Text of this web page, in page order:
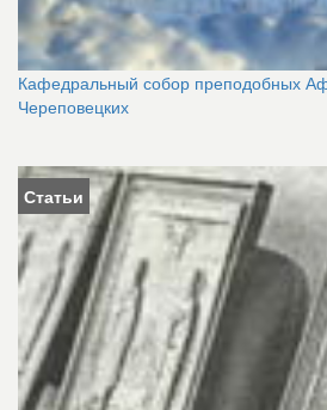
Кафедральный собор преподобных
Череповецких
Статьи